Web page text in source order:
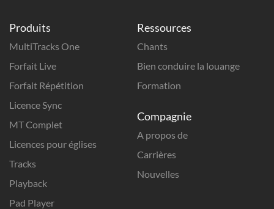
Produits
MultiTracks One
Forfait Live
Forfait Répétition
Licence Sync
MT Complet
Licences pour églises
Tracks
Playback
Pad Player
Ressources
Chants
Bien conduire la louange
Formation
Compagnie
A propos de
Carrières
Nouvelles